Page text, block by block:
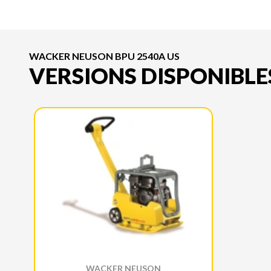
WACKER NEUSON BPU 2540A US
VERSIONS
WACKER NEUSON